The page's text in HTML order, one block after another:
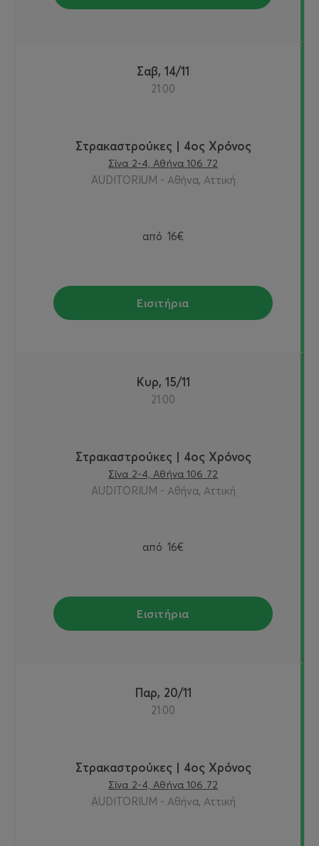
Σαβ, 14/11
21:00
Στρακαστρούκες | 4ος Χρόνος
Σίνα 2-4, Αθήνα 106 72
AUDITORIUM - Αθήνα, Αττική
από 16€
Εισιτήρια
Κυρ, 15/11
21:00
Στρακαστρούκες | 4ος Χρόνος
Σίνα 2-4, Αθήνα 106 72
AUDITORIUM - Αθήνα, Αττική
από 16€
Εισιτήρια
Παρ, 20/11
21:00
Στρακαστρούκες | 4ος Χρόνος
Σίνα 2-4, Αθήνα 106 72
AUDITORIUM - Αθήνα, Αττική